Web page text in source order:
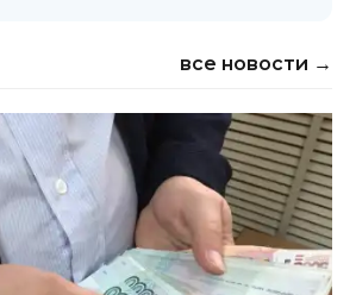
все новости →